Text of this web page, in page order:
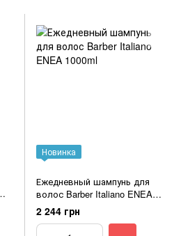
Новинка
Ежедневный шампунь для
волос Barber Italiano ENEA
1000ml
2 244 грн